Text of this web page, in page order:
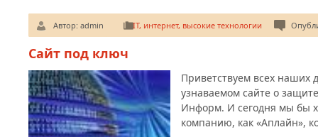
Автор: admin IT, интернет, высокие технологии
Сайт под ключ
Приветствуем всех наших
узнаваемом сайте о
Информ. И сегодня мы бы
компанию, как «Аплайн»,